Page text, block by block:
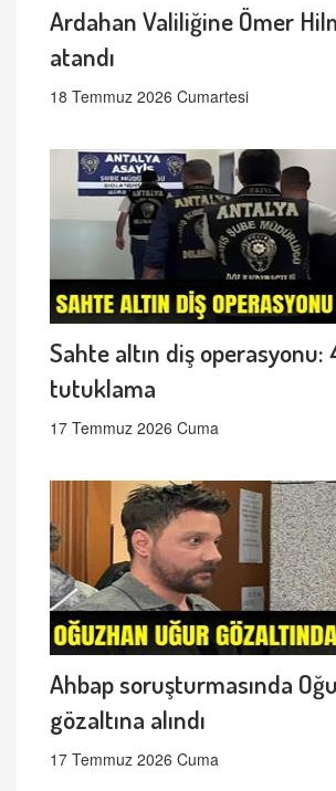
Ardahan Valiliğine Ömer
atandı
18 Temmuz 2026 Cumartesi
Sahte altın diş operasyonu:
tutuklama
17 Temmuz 2026 Cuma
Ahbap soruşturmasında
gözaltına alındı
17 Temmuz 2026 Cuma